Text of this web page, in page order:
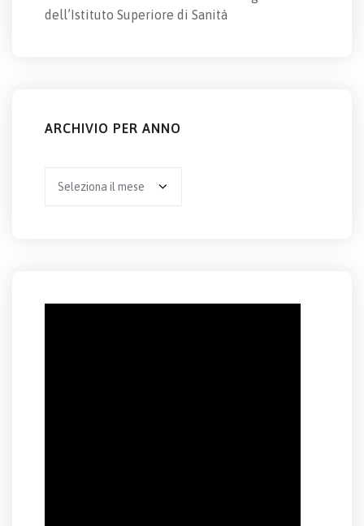
dell’Istituto Superiore di Sanità
ARCHIVIO PER ANNO